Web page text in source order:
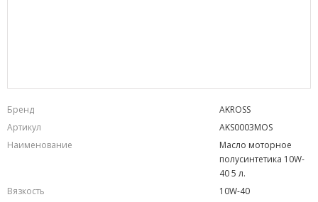
Бренд
AKROSS
Артикул
AKS0003MOS
Наименование
Масло моторное
полусинтетика 10W-
40 5 л.
Вязкость
10W-40